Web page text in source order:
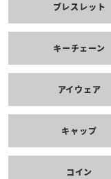
ブレスレット
キーチェーン
アイウェア
キャップ
コイン